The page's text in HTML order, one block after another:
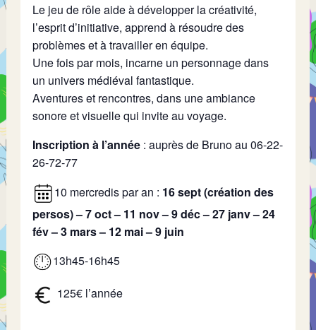
Le jeu de rôle aide à développer la créativité,
l’esprit d’initiative, apprend à résoudre des
problèmes et à travailler en équipe.
Une fois par mois, incarne un personnage dans
un univers médiéval fantastique.
Aventures et rencontres, dans une ambiance
sonore et visuelle qui invite au voyage.
Inscription à l’année : auprès de Bruno au 06-22-
26-72-77
10 mercredis par an : 16 sept (création des
persos) – 7 oct – 11 nov – 9 déc – 27 janv – 24
fév – 3 mars – 12 mai – 9 juin
13h45-16h45
125€ l’année